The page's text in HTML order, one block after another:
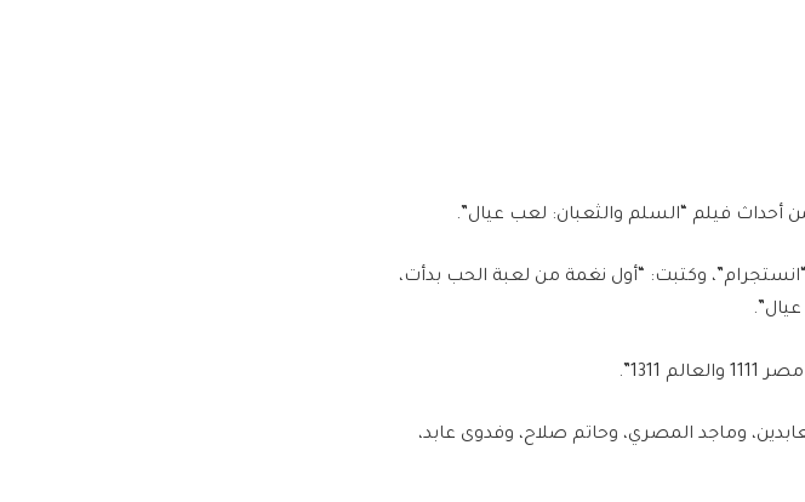
أحداث فيلم “السلم والثعبان: لعب عيال”.
وكتبت: “أول نغمة من لعبة الحب بدأت،
وماجد المصري، وحاتم صلاح، وفدوى عابد،